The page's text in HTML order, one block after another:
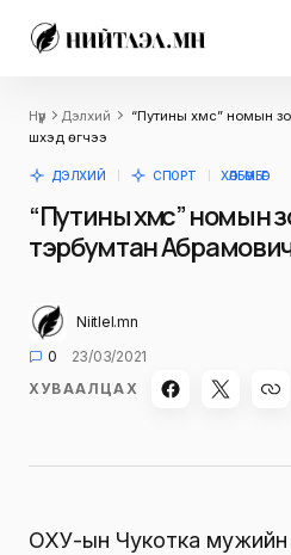
Нүүр Дэлхий
“Путины хүмүүс” номын
шүүхэд өгчээ
ДЭЛХИЙ СПОРТ ХӨЛБӨМБӨГ
“Путины хүмүүс” номын
тэрбумтан Абрамович
Niitlel.mn
0
23/03/2021
ХУВААЛЦАХ
ОХУ-ын Чукотка мужийн